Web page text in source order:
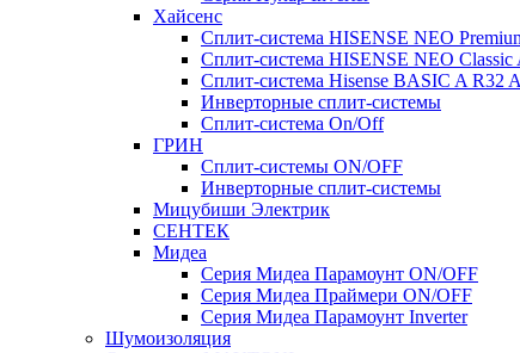
Хайсенс
Сплит-система HISENSE NEO
Сплит-система HISENSE NEO
Сплит-система Hisense BASIC A R32
Инверторные сплит-системы
Сплит-система On/Off
ГРИН
Сплит-системы ON/OFF
Инверторные сплит-системы
Мицубиши Электрик
СЕНТЕК
Мидеа
Серия Мидеа Парамоунт ON/OFF
Серия Мидеа Праймери ON/OFF
Серия Мидеа Парамоунт Inverter
Шумоизоляция